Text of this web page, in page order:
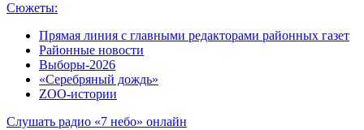
Сюжеты:
Прямая линия с главными редакторами районных газет
Районные новости
Выборы-2026
«Серебряный дождь»
ZOO-истории
Слушать радио «7 небо» онлайн